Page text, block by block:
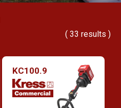
( 33 results )
KC100.9